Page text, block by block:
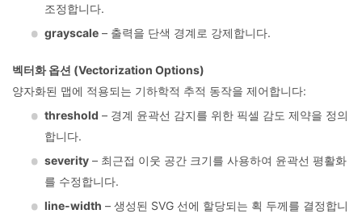
조정합니다.
grayscale – 출력을 단색 경계로 강제합니다.
벡터화 옵션 (Vectorization Options)
양자화된 맵에 적용되는 기하학적 추적 동작을 제어합니다:
threshold – 경계 윤곽선 감지를 위한 픽셀 감도 제약을 정의
합니다.
severity – 최근접 이웃 공간 크기를 사용하여 윤곽선 평활화
를 수정합니다.
line-width – 생성된 SVG 선에 할당되는 획 두께를 결정합니